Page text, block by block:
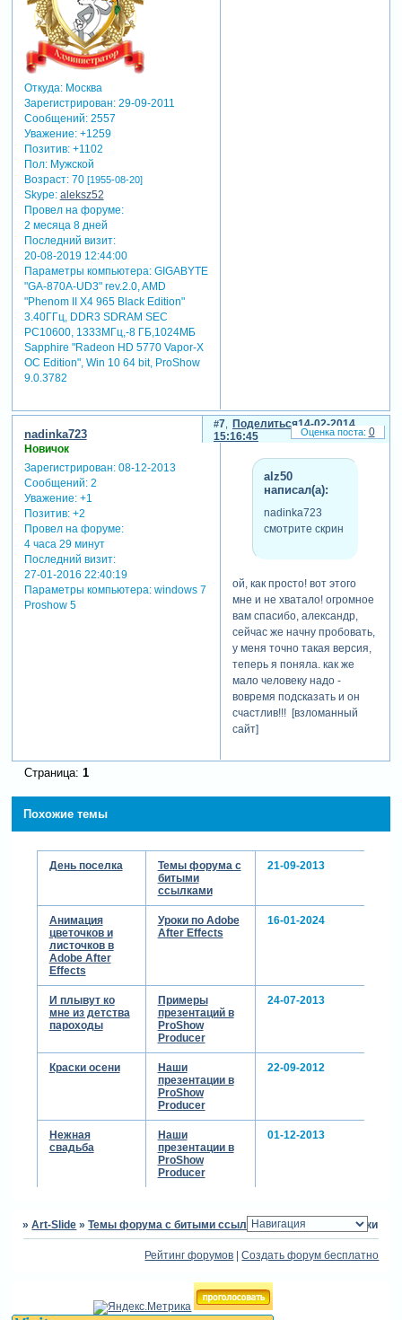
Откуда:Москва
Зарегистрирован: 29-09-2011
Сообщений:2557
Уважение: +1259
Позитив: +1102
Пол:Мужской
Возраст:70 [1955-08-20]
Skype: aleksz52
Провел на форуме:
2 месяца 8 дней
Последний визит:
20-08-2019 12:44:00
Параметры компьютера:GIGABYTE
"GA-870A-UD3" rev.2.0, AMD
"Phenom II X4 965 Black Edition"
3.40ГГц, DDR3 SDRAM SEC
PC10600, 1333МГц,-8 ГБ,1024МБ
Sapphire "Radeon HD 5770 Vapor-X
OC Edition", Win 10 64 bit, ProShow
9.0.3782
Поделиться
7
14-02-2014
15:16:45
nadinka723
Новичок
Зарегистрирован: 08-12-2013
Сообщений:2
Уважение: +1
Позитив: +2
Провел на форуме:
4 часа 29 минут
Последний визит:
27-01-2016 22:40:19
Параметры компьютера:windows 7
Proshow 5
alz50
написал(а):
nadinka723
смотрите скрин
ой, как просто! вот этого
мне и не хватало! огромное
вам спасибо, александр,
сейчас же начну пробовать,
у меня точно такая версия,
теперь я поняла. как же
мало человеку надо -
вовремя подсказать и он
счастлив!!! [взломанный
сайт]
0
Страница: 1
Похожие темы
День поселка
Темы форума с
битыми
ссылками
21-09-2013
Анимация
цветочков и
листочков в
Adobe After
Effects
Уроки по Adobe
After Effects
16-01-2024
И плывут ко
мне из детства
пароходы
Примеры
презентаций в
ProShow
Producer
24-07-2013
Краски осени
Наши
презентации в
ProShow
Producer
22-09-2012
Нежная
свадьба
Наши
презентации в
ProShow
Producer
01-12-2013
»Art-Slide »Темы форума с битыми ссылками »Переходы- Нотки
Рейтинг форумов |Создать форум бесплатно